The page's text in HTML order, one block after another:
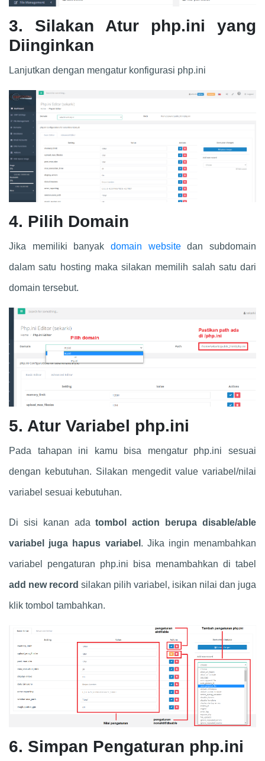
3. Silakan Atur php.ini yang
Diinginkan
Lanjutkan dengan mengatur konfigurasi php.ini
4. Pilih Domain
Jika memiliki banyak domain website dan subdomain
dalam satu hosting maka silakan memilih salah satu dari
domain tersebut.
5. Atur Variabel php.ini
Pada tahapan ini kamu bisa mengatur php.ini sesuai
dengan kebutuhan. Silakan mengedit value variabel/nilai
variabel sesuai kebutuhan.
Di sisi kanan adatombol action berupa disable/able
variabel juga hapus variabel . Jika ingin menambahkan
variabel pengaturan php.ini bisa menambahkan di tabel
add new record silakan pilih variabel, isikan nilai dan juga
klik tombol tambahkan.
6. Simpan Pengaturan php.ini